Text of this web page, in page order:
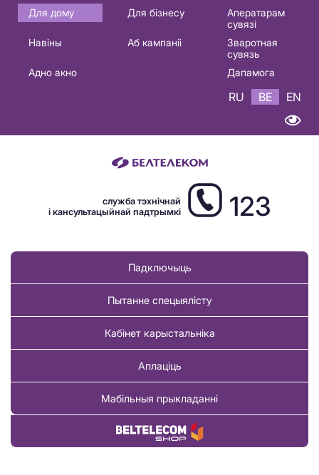
Основная
навигация
Для дому Для бізнесу
Аператарам
сувязі
Навіны
Аб кампаніі
Зваротная
сувязь
Адно акно
Дапамога
RU BE EN
служба тэхнічнай
і кансультацыйнай падтрымкі
123
Падключыць
Пытанне спецыялісту
Кабінет карыстальніка
Аплаціць
Мабільныя прыкладанні
Купіць тавар